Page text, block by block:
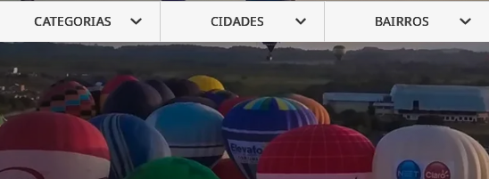
CATEGORIAS CIDADES BAIRROS